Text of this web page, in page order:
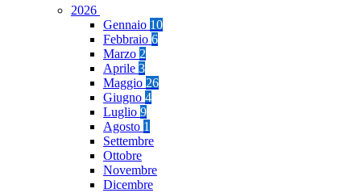
2026
Gennaio 10
Febbraio 6
Marzo 2
Aprile 3
Maggio 26
Giugno 4
Luglio 9
Agosto 1
Settembre
Ottobre
Novembre
Dicembre